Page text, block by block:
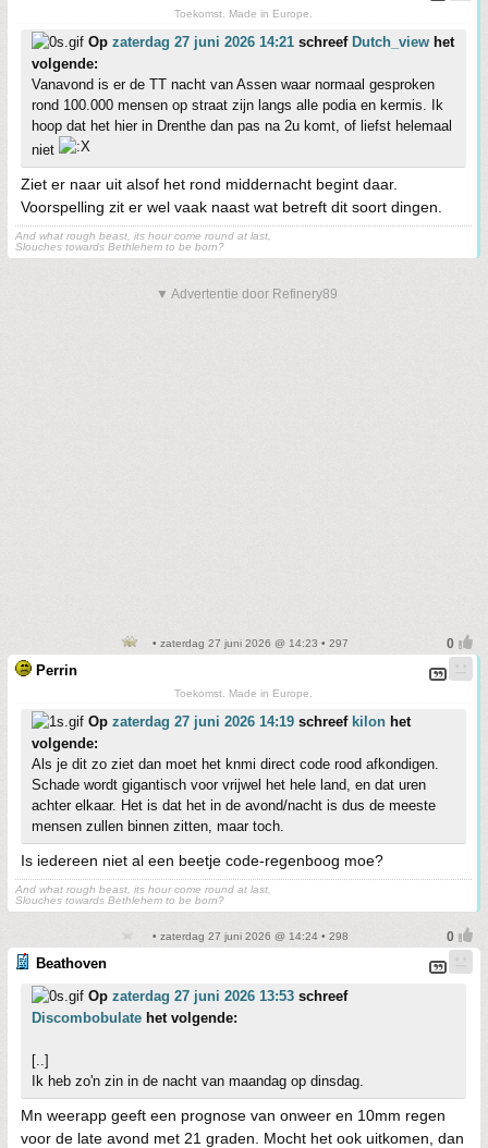
Toekomst. Made in Europe.
Op zaterdag 27 juni 2026 14:21 schreef Dutch_view het
volgende:
Vanavond is er de TT nacht van Assen waar normaal gesproken
rond 100.000 mensen op straat zijn langs alle podia en kermis. Ik
hoop dat het hier in Drenthe dan pas na 2u komt, of liefst helemaal
niet
Ziet er naar uit alsof het rond middernacht begint daar.
Voorspelling zit er wel vaak naast wat betreft dit soort dingen.
And what rough beast, its hour come round at last,
Slouches towards Bethlehem to be born?
▼ Advertentie door Refinery89
• zaterdag 27 juni 2026 @ 14:23 • 297
Perrin
Toekomst. Made in Europe.
Op zaterdag 27 juni 2026 14:19 schreef kilon het
volgende:
Als je dit zo ziet dan moet het knmi direct code rood afkondigen.
Schade wordt gigantisch voor vrijwel het hele land, en dat uren
achter elkaar. Het is dat het in de avond/nacht is dus de meeste
mensen zullen binnen zitten, maar toch.
Is iedereen niet al een beetje code-regenboog moe?
And what rough beast, its hour come round at last,
Slouches towards Bethlehem to be born?
• zaterdag 27 juni 2026 @ 14:24 • 298
Beathoven
Op zaterdag 27 juni 2026 13:53 schreef
Discombobulate het volgende:
[..]
Ik heb zo'n zin in de nacht van maandag op dinsdag.
Mn weerapp geeft een prognose van onweer en 10mm regen
voor de late avond met 21 graden. Mocht het ook uitkomen, dan